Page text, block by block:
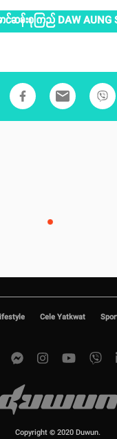
င်ဆန်းစုကြည် DAW AUNG
email
Cele Yatkwat
Copyright © 2020 Duwun.